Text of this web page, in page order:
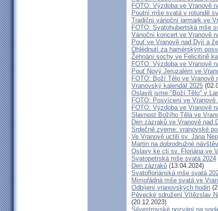
FOTO: Výzdoba ve Vranově
Poutní mše svatá v rotundě
Tradiční vánoční jarmark ve
FOTO: Svatohubertská mše
Vánoční koncert ve Vranově
Pouť ve Vranově nad Dyjí a
Ohlédnutí za hamérským
Žehnání sochy ve Felicitině
FOTO: Výzdoba ve Vranově
Pouť Nový Jeruzalém ve
FOTO: Boží Tělo ve Vranově
Vranovský kalendář 2025
Oslavili jsme "Boží Tělo" v
FOTO: Posvícení ve Vranově
FOTO: Výzdoba ve Vranově
Slavnost Božího Těla ve
Den zázraků ve Vranově nad
Srdečně zveme: vranovské
Ve Vranově uctili sv. Jana
Martin na dobrodružné
Oslavy ke cti sv. Floriána ve
Svatopetrská mše svatá 2024
Den zázraků (13.04.2024)
Svatofloriánská mše svatá
Mimořádná mše svatá ve
Odbíjení vranovských hodin
Pěvecké sdružení Vítězslav
(20.12.2023)
Silvestrovské pozvání na